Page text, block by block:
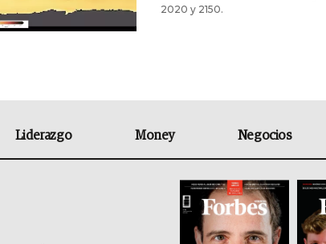
2020 y 2150.
Liderazgo Money Negocios